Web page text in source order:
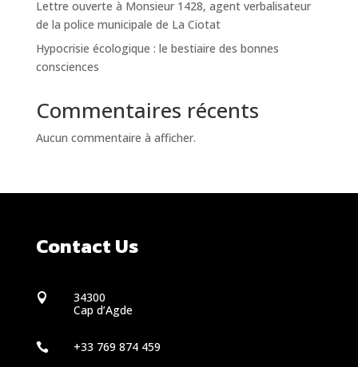
Lettre ouverte à Monsieur 1428, agent verbalisateur
de la police municipale de La Ciotat
Hypocrisie écologique : le bestiaire des bonnes
consciences
Commentaires récents
Aucun commentaire à afficher.
Contact Us

34300
Cap d’Agde
 +33 769 874 459